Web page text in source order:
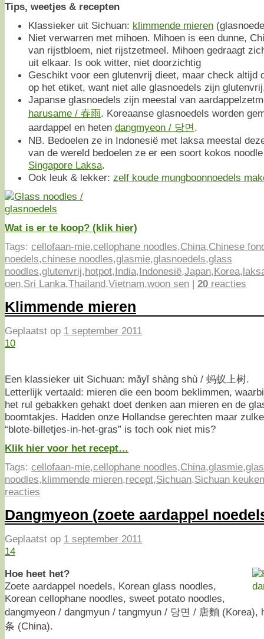
Tips, weetjes & recepten
Klassieker uit Sichuan: klimmende mieren
Niet verwarren met mihoen. Mihoen is een dunne,
van rijstbloem, niet rijstzetmeel. Mihoen gedraagt
uit elkaar. Is ook witter, niet doorzichtig
Geschikt voor een glutenvrij dieet, maar check altijd
op het etiket, want niet alle glasnoedels zijn
Japanse glasnoedels zijn meestal van
harusame / 春雨. Koreaanse glasnoedels worden
aardappel en heten dangmyeon / 당면.
NB. Bedoelen ze in Indonesië met laksa meestal
van de wereld bedoelen ze er een soort kokos
Singapore Laksa.
Ook leuk & lekker: zelf koude mungboonnoedels
Wat is er te koop? (klik hier)
Tags: cellofaan-mie,cellophane noodles,China,Chinese
noedels,chinese noodles,glasmie,glasnoedels,glass
noodles,glutenvrij,hotpot,India,Indonesië,Japan,Korea,
oen,Sri Lanka,Thailand,Vietnam,woon sen | 20 reacties
Klimmende mieren
Geplaatst op 1 september 2011
10
Een klassieker uit Sichuan: mǎyǐ shàng shù / 蚂蚁上树.
Letterlijk vertaald: mieren die een boom beklimmen,
het rul gebakken gehakt doet denken aan mieren en de
boomtakjes. Hadden onze Hollandse gerechten maar
“blote-billetjes-in-het-gras” is toch ook niet mis?
Klik hier voor het recept…
Tags: cellofaan-mie,cellophane noodles,China,glasmie,
noodles,klimmende mieren,recept,Sichuan,Sichuan keuken
reacties
Dangmyeon (zoete aardappel
Geplaatst op 1 september 2011
14
Hoe heet het?
Zoete aardappel noedels, Korean glass noodles,
Korean cellophane noodles, sweet potato noodles,
dangmyeon / dangmyun / tangmyun / 당면 / 唐麵 (Korea),
条 (China).